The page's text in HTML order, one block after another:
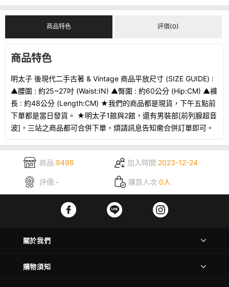
商品特色 評價(0)
商品特色
明太子 後現代二手古著 & Vintage 商品平放尺寸 (SIZE GUIDE) :
▲腰圍 : 約25~27吋 (Waist:IN) ▲臀圍 : 約60公分 (Hip:CM) ▲褲
長 : 約48公分 (Length:CM) ★我們的商品都是現貨，下午五點前
下單都是當日發貨。 ★明太子1館與2館，還有男裝部[前列腺超音
波]，三站之商品都可合併下單，煩請訊息告知需合併訂單即可。
商品:9496 加入時間:2023-12-24
評價:- 購買人次:0人
關於我們
購物須知